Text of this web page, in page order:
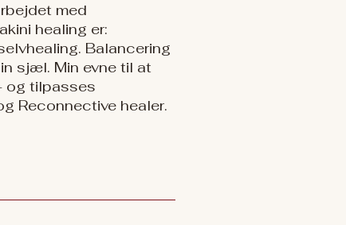
med
healing er:
Balancering
sjæl. Min evne til at
og tilpasses
Reconnective healer.